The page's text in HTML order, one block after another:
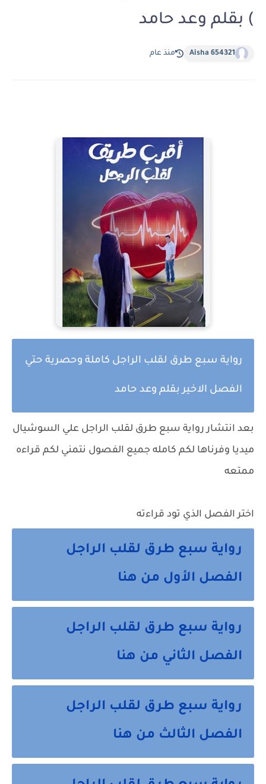
) بقلم وعد حامد
Aisha 654321 منذ عام
رواية سبع طرق لقلب الراجل كاملة وحصرية حتي
الفصل الاخير بقلم وعد حامد
بعد انتشاررواية سبع طرق لقلب الراجل علي السوشيال
ميديا وفرناها لكم كامله جميع الفصول نتمني لكم قراءه
ممتعه
اختر الفصل الذي تود قراءته
رواية سبع طرق لقلب الراجل
الفصل الأول من هنا
رواية سبع طرق لقلب الراجل
الفصل الثاني من هنا
رواية سبع طرق لقلب الراجل
الفصل الثالث من هنا